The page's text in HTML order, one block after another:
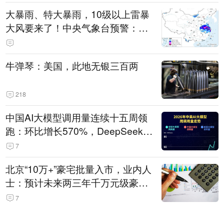
大暴雨、特大暴雨，10级以上雷暴
大风要来了！中央气象台预警：今
天到明天，浙江、安徽有特大暴雨
牛弹琴：美国，此地无银三百两
218
中国AI大模型调用量连续十五周领
跑：环比增长570%，DeepSeek-V
4-Flash正式版登顶！MiniMax M
3、阶跃星辰Step 3.7 Flash跌出榜
单
7
北京“10万+”豪宅批量入市，业内人
士：预计未来两三年千万元级豪宅
潜在供应达万套！谁在买单？
7